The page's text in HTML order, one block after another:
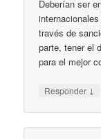
Deberían ser
través de
parte, tener el
para el mejor
Responder ↓